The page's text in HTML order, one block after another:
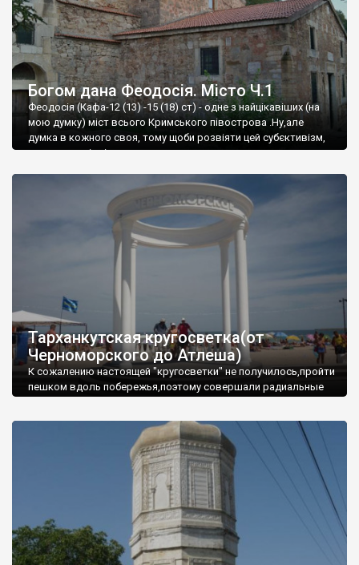
Богом дана Феодосія. Місто Ч.1
Феодосія (Кафа-12 (13) -15 (18) ст) - одне з найцікавіших (на
мою думку) міст всього Кримського півострова .Ну,але
думка в кожного своя, тому щоби розвіяти цей субєктивізм,
запрошую відвідати це
Тарханкутская кругосветка(от
Черноморского до Атлеша)
К сожалению настоящей "кругосветки" не получилось,пройти
пешком вдоль побережья,поэтому совершали радиальные